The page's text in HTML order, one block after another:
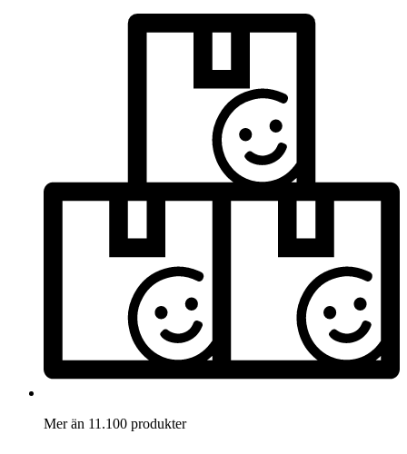
Mer än 11.100 produkter